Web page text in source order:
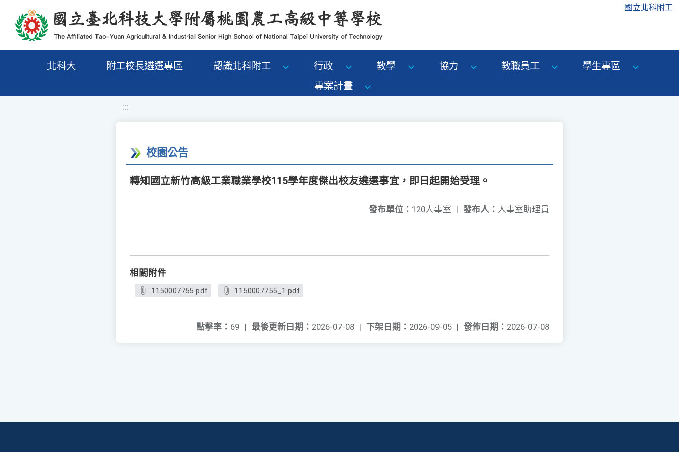
移至網頁之主要內容區位置 國立北科附工
北科大 附工校長遴選專區 認識北科附工 行政 教學 協力 教職員工
學生專區
專案計畫
:::
校園公告
轉知國立新竹高級工業職業學校115學年度傑出校友遴選事宜，即日起開始受理。
發布人： 人事室助理員
發布單位： 120人事室 |
相關附件
1150007755.pdf 1150007755_1.pdf
發佈日期： 2026-07-08
下架日期： 2026-09-05 |
最後更新日期： 2026-07-08 |
點擊率： 69 |